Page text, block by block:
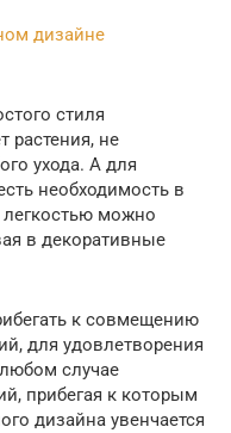
дизайне
стиля
растения, не
ухода. А для
необходимость в
легкостью можно
в декоративные
к совмещению
для удовлетворения
случае
прибегая к которым
дизайна увенчается